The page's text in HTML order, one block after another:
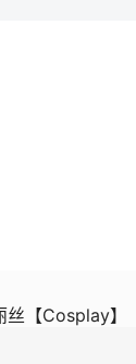
【Cosplay】